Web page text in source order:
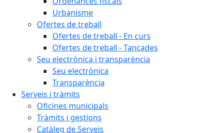
Urbanisme
Ofertes de treball
Ofertes de treball - En curs
Ofertes de treball - Tancades
Seu electrònica i transparència
Seu electrònica
Transparència
Serveis i tràmits
Oficines municipals
Tràmits i gestions
Catàleg de Serveis